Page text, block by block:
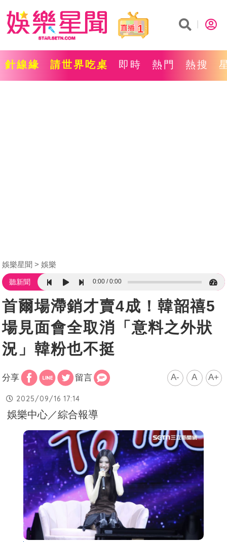
1
針線緣 請世界吃桌 即時 熱門 熱搜
娛樂星聞 娛樂
聽新聞 0:00 0:00
首爾場滯銷才賣4成！韓韶禧5
場見面會全取消「意料之外狀
況」韓粉也不挺
分享 留言 A- A A+
2025/09/16 17:14
娛樂中心／綜合報導